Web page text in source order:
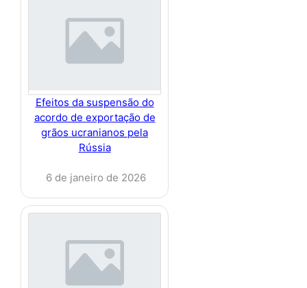
Efeitos da suspensão do
acordo de exportação de
grãos ucranianos pela
Rússia
6 de janeiro de 2026